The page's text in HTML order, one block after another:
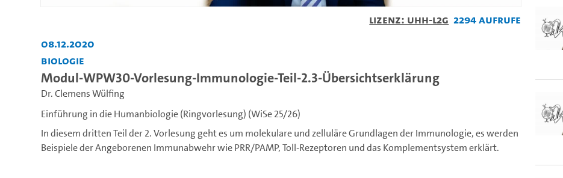
Lizenz: UHH-L2G 2294 Aufrufe
08.12.2020
Biologie
Modul-WPW30-Vorlesung-Immunologie-Teil-2.3-Übersichtserklärung
Dr. Clemens Wülfing
Einführung in die Humanbiologie (Ringvorlesung) (WiSe 25/26)
In diesem dritten Teil der 2. Vorlesung geht es um molekulare und zelluläre Grundlagen der Immunologie, es werden
Beispiele der Angeborenen Immunabwehr wie PRR/PAMP, Toll-Rezeptoren und das Komplementsystem erklärt.